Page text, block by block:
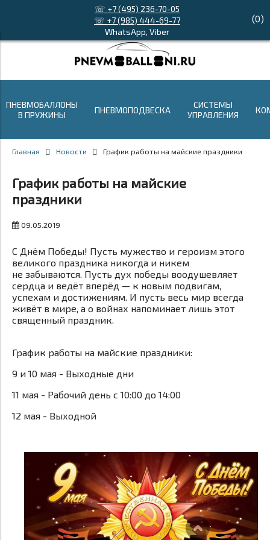
☏ +7 (495) 236-70-05
☏ +7 (985) 444-69-77
WhatsApp, Viber
(0)
ПНЕВМОБАЛЛОНЫ
В ПРУЖИНЫ
ПНЕВМОПОДВЕСКА
СИСТЕМЫ
УПРАВЛЕНИЯ
Главная Новости График работы на майские праздники
График работы на майские
праздники
09.05.2019
С Днём Победы! Пусть мужество и героизм этого
великого праздника никогда и никем
не забываются. Пусть дух победы воодушевляет
сердца и ведёт вперёд — к новым подвигам,
успехам и достижениям. И пусть весь мир всегда
живёт в мире, а о войнах напоминает лишь этот
священный праздник.
График работы на майские праздники:
9 и 10 мая - Выходные дни
11 мая - Рабочий день с 10:00 до 14:00
12 мая - Выходной